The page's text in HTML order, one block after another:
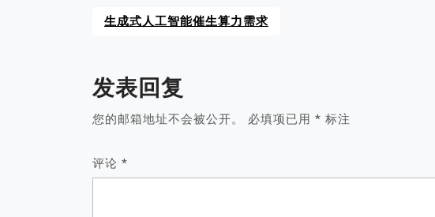
生成式人工智能催生算力需求
发表回复
您的邮箱地址不会被公开。 必填项已用 * 标注
评论 *